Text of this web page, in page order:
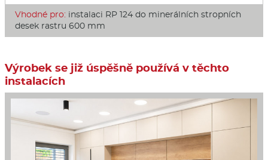
Vhodné pro: instalaci RP 124 do minerálních stropních
desek rastru 600 mm
Výrobek se již úspěšně používá v těchto
instalacích